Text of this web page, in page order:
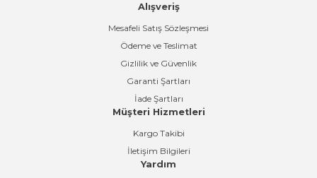
Alışveriş
Mesafeli Satış Sözleşmesi
Ödeme ve Teslimat
Gizlilik ve Güvenlik
Garanti Şartları
İade Şartları
Müşteri Hizmetleri
Kargo Takibi
İletişim Bilgileri
Yardım